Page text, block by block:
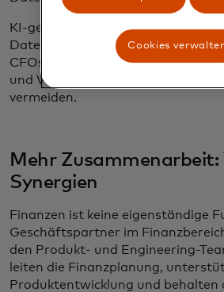
KI-gesteuerte Echtzeit-Scans von
Daten und die Modellierung von
CFOs, Compliance-
und Verstöße, Strafen und
vermeiden.
Mehr Zusammenarbeit:
Synergien
Finanzen ist keine eigenständige
Geschäftspartner im
den Produkt- und Engineering-
leiten die Finanzplanung,
Produktentwicklung und behalten
Cookies